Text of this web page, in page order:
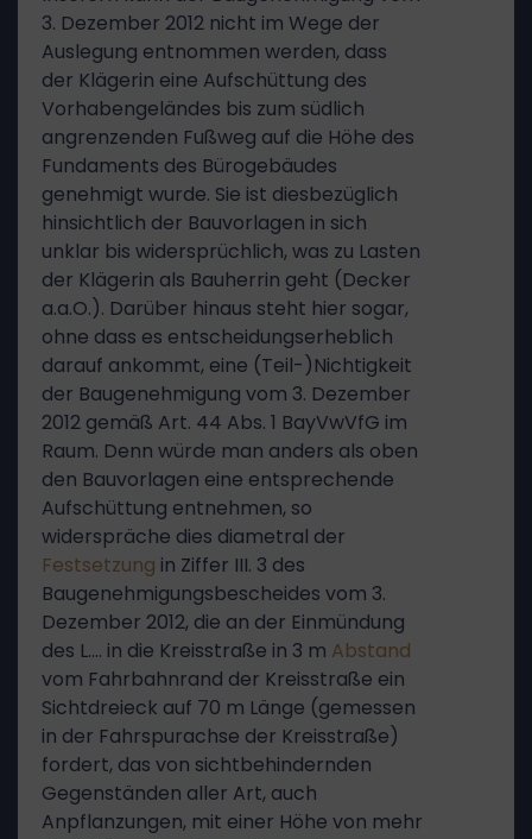
3. Dezember 2012 nicht im Wege der
Auslegung entnommen werden, dass
der Klägerin eine Aufschüttung des
Vorhabengeländes bis zum südlich
angrenzenden Fußweg auf die Höhe des
Fundaments des Bürogebäudes
genehmigt wurde. Sie ist diesbezüglich
hinsichtlich der Bauvorlagen in sich
unklar bis widersprüchlich, was zu Lasten
der Klägerin als Bauherrin geht (Decker
a.a.O.). Darüber hinaus steht hier sogar,
ohne dass es entscheidungserheblich
darauf ankommt, eine (Teil-)Nichtigkeit
der Baugenehmigung vom 3. Dezember
2012 gemäß Art. 44 Abs. 1 BayVwVfG im
Raum. Denn würde man anders als oben
den Bauvorlagen eine entsprechende
Aufschüttung entnehmen, so
widerspräche dies diametral der
Festsetzung in Ziffer III. 3 des
Baugenehmigungsbescheides vom 3.
Dezember 2012, die an der Einmündung
des L.… in die Kreisstraße in 3 m Abstand
vom Fahrbahnrand der Kreisstraße ein
Sichtdreieck auf 70 m Länge (gemessen
in der Fahrspurachse der Kreisstraße)
fordert, das von sichtbehindernden
Gegenständen aller Art, auch
Anpflanzungen, mit einer Höhe von mehr